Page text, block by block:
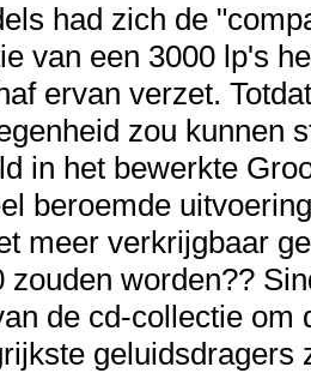
had zich de
van een 3000 lp's
ervan verzet.
zou kunnen
in het bewerkte
beroemde
meer verkrijgbaar
zouden worden??
de cd-collectie om
geluidsdragers